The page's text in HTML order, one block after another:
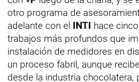
otro programa de
adelante con el INTI hace
trabajos más profundos que
instalación de medidores en
un proceso fabril, aunque
desde la industria chocolatera,